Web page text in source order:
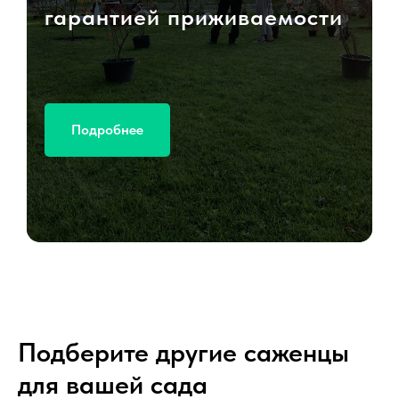
гарантией приживаемости
Подробнее
Подберите другие саженцы
для вашей сада